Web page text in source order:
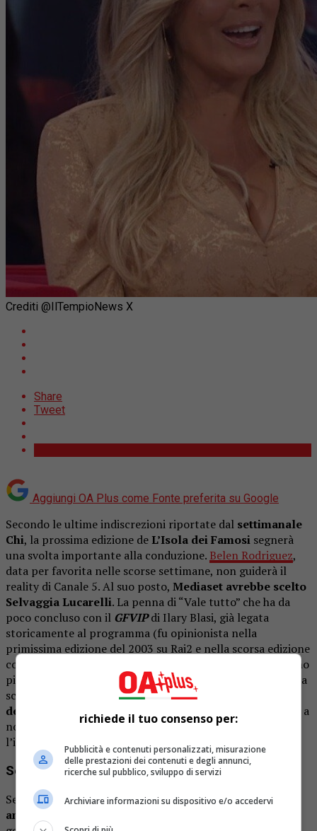
Crediti @IlTempioNews X
Share
Tweet
Aggiungi OA Plus come Fonte preferita su Google
Secondo le ultime indiscrezioni riportate dal settimanale
Chi, la prossima edizione de L’Isola dei Famosi segnerà
una svolta importante alla conduzione. Belen Rodriguez,
data per favorita nelle scorse settimane, non guiderà il
reality di Canale 5. Al suo posto, Mediaset avrebbe scelto
Selvaggia Lucarelli. La penna di “Vale tutto” che ha da
poco concluso con il GFVIPdi Ilary Blasi, già legata
storicamente al programma (fu opinionista nella
primissima edizione del 2003 su Rai2 e nella scorsa edizione
con Veronica Gentili ), tornerebbe così in un ruolo di primo
piano in uno dei reality più amati dal pubblico italiano. Una
scelta che, secondo Chi, rappresenterebbe una
decisa verso un profilo più tagliente
, ironico e abituato a
non risparmiare critiche, in netto contrasto con
l’immagine glamour e mediatica di Belen.
Selvaggia Lucarelli la scelta giusta?
Selvaggia Lucarelli rappresenterebbe unascommessa
ambiziosa per Mediaset
richiede il tuo consenso per:
Pubblicità e contenuti personalizzati, misurazione
delle prestazioni dei contenuti e degli annunci,
ricerche sul pubblico, sviluppo di servizi
Archiviare informazioni su dispositivo e/o accedervi